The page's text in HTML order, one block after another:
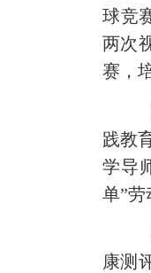
球竞
两次
赛 ，
践教
学导
单”劳
康测